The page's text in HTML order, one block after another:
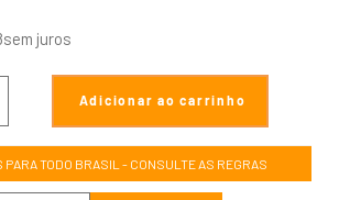
sem juros
COMPRAR
PARA TODO BRASIL - CONSULTE AS REGRAS